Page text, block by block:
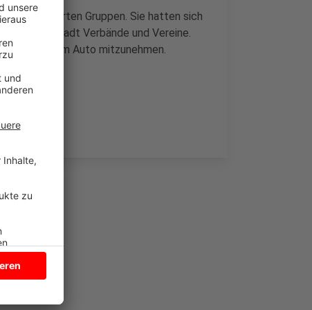
interessierten Gruppen. Sie hatten sich
die Stadt Verbände und Vereine.
mit dem Auto mitzunehmen.